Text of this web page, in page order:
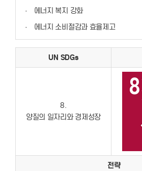
·
에너지 복지 강화
·
에너지 소비절감과 효율제고
UN SDGs
8.
양질의 일자리와 경제성장
전략